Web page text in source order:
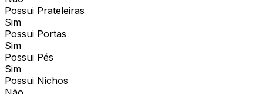
Possui Prateleiras
Sim
Possui Portas
Sim
Possui Pés
Sim
Possui Nichos